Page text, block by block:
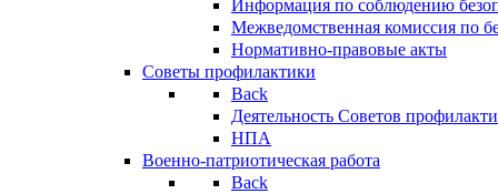
Информация по соблюдению
Межведомственная комиссия по
Нормативно-правовые акты
Советы профилактики
Back
Деятельность Советов
НПА
Военно-патриотическая работа
Back